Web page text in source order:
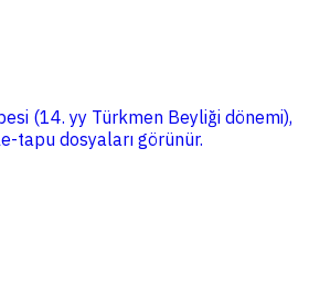
(14. yy Türkmen Beyliği dönemi),
tapu dosyaları görünür.